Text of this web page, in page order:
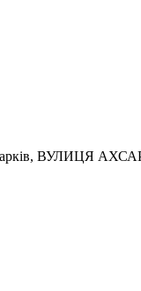
Харків, ВУЛИЦЯ